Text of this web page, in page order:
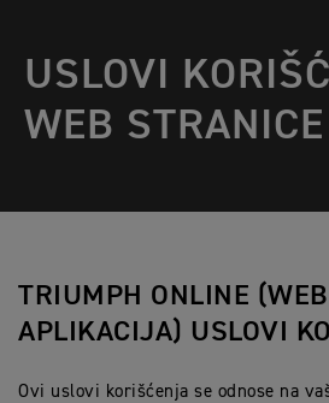
USLOVI
WEB STRANICE
TRIUMPH ONLINE
APLIKACIJA) USLOVI
Ovi uslovi korišćenja se odnose na